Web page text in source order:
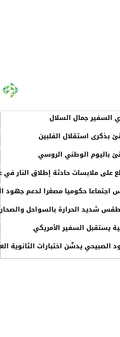
السفير جمال السلال
بذكرى استقلال الفلبين
باليوم الوطني الروسي
ملابسات حادثة إطلاق النار في
حكوميا مصغرا لدعم جهود
شديد الحرارة بالسواحل
يستقبل السفير الأمريكي
يدشّن اختبارات الثانوية